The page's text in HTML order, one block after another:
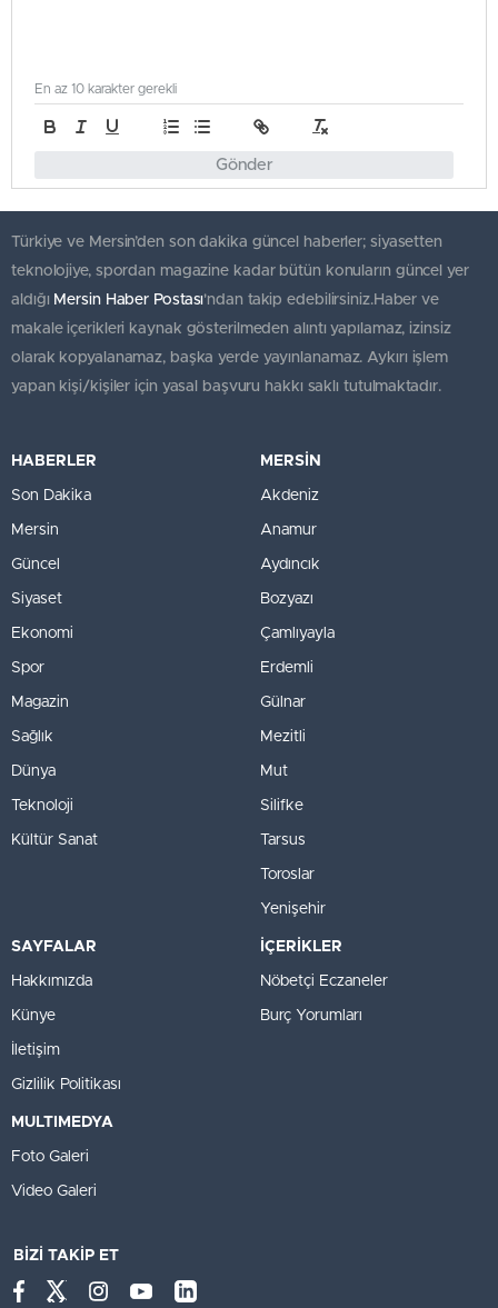
Gönder
En az 10 karakter gerekli
Türkiye ve Mersin’den son dakika güncel haberler; siyasetten
teknolojiye, spordan magazine kadar bütün konuların güncel yer
aldığı Mersin Haber Postası'ndan takip edebilirsiniz.Haber ve
makale içerikleri kaynak gösterilmeden alıntı yapılamaz, izinsiz
olarak kopyalanamaz, başka yerde yayınlanamaz. Aykırı işlem
yapan kişi/kişiler için yasal başvuru hakkı saklı tutulmaktadır.
HABERLER
Son Dakika
Mersin
Güncel
Siyaset
Ekonomi
Spor
Magazin
Sağlık
Dünya
Teknoloji
Kültür Sanat
MERSİN
Akdeniz
Anamur
Aydıncık
Bozyazı
Çamlıyayla
Erdemli
Gülnar
Mezitli
Mut
Silifke
Tarsus
Toroslar
Yenişehir
SAYFALAR
Hakkımızda
Künye
İletişim
Gizlilik Politikası
İÇERİKLER
Nöbetçi Eczaneler
Burç Yorumları
MULTIMEDYA
Foto Galeri
Video Galeri
BİZİ TAKİP ET